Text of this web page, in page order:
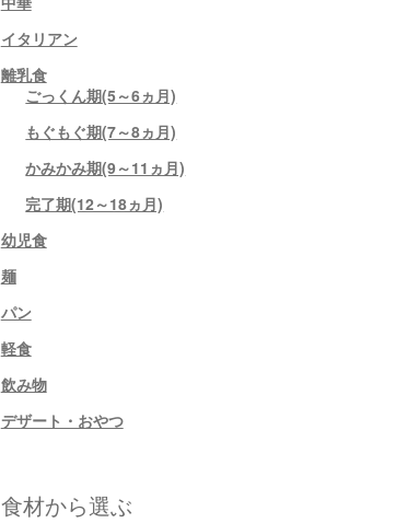
イタリアン
離乳食
ごっくん期(5～6ヵ月)
もぐもぐ期(7～8ヵ月)
かみかみ期(9～11ヵ月)
完了期(12～18ヵ月)
幼児食
麺
パン
軽食
飲み物
デザート・おやつ
食材から選ぶ